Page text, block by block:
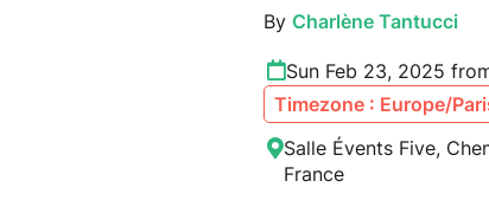
By Charlène Tantucci
Sun Feb 23, 2025
Timezone : Europe/
Salle Évents Five,
France